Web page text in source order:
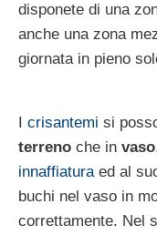
disponete di una
anche una zona
giornata in pieno
I crisantemi si
terreno che in vaso
innaffiaturaed al
buchi nel vaso in
correttamente. Nel